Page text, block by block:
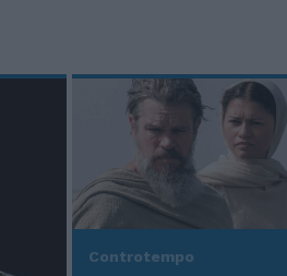
Controtempo